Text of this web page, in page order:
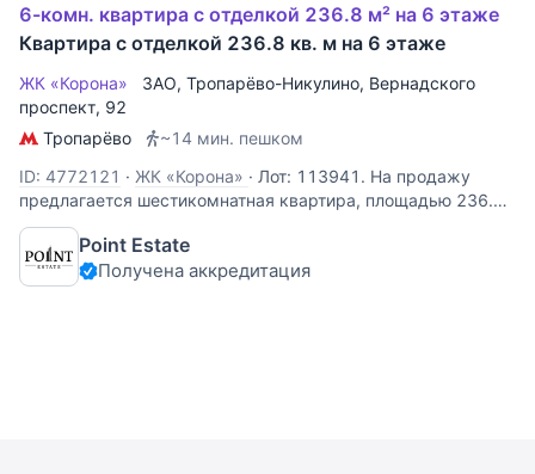
6-комн. квартира с отделкой 236.8 м² на 6 этаже
Квартира с отделкой 236.8 кв. м на 6 этаже
ЖК «Корона» ЗАО, Тропарёво-Никулино, Вернадского
проспект, 92
Тропарёво
~14 мин. пешком
ID: 4772121 · ЖК «Корона» · Лот: 113941. На продажу
предлагается шестикомнатная квартира, площадью 236.8
м2, в ЖК "Корона Эйр". Планировка: гостиная, кухня-
столовая, домашний кинотеатр, четыре спальни, одна из
которых со своей гардеробной и санузлом, две
Point Estate
Получена аккредитация